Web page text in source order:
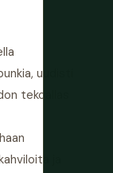
uudisti
tekoallas
ja